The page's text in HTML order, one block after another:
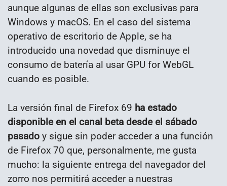
aunque algunas de ellas son exclusivas para
Windows y macOS. En el caso del sistema
operativo de escritorio de Apple, se ha
introducido una novedad que disminuye el
consumo de batería al usar GPU for WebGL
cuando es posible.
La versión final de Firefox 69 ha estado
disponible en el canal beta desde el sábado
pasado y sigue sin poder acceder a una función
de Firefox 70 que, personalmente, me gusta
mucho: la siguiente entrega del navegador del
zorro nos permitirá acceder a nuestras